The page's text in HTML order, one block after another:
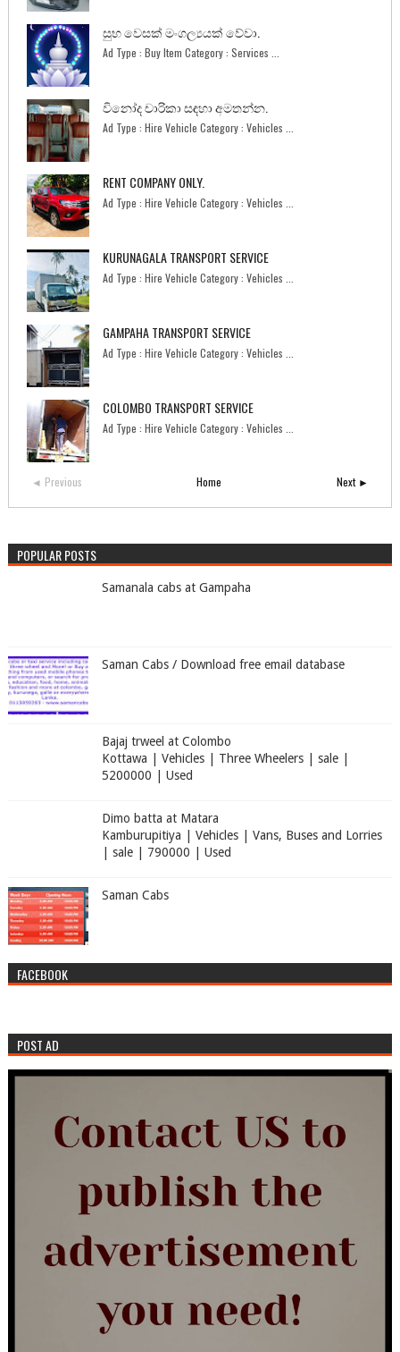
සුභ වෙසක් මංගල්‍යයක් වේවා.
Ad Type : Buy Item Category : Services ...
විනෝද චාරිකා සඳහා අමතන්න.
Ad Type : Hire Vehicle Category : Vehicles ...
RENT COMPANY ONLY.
Ad Type : Hire Vehicle Category : Vehicles ...
KURUNAGALA TRANSPORT SERVICE
Ad Type : Hire Vehicle Category : Vehicles ...
GAMPAHA TRANSPORT SERVICE
Ad Type : Hire Vehicle Category : Vehicles ...
COLOMBO TRANSPORT SERVICE
Ad Type : Hire Vehicle Category : Vehicles ...
◄ Previous Next ►
Home
POPULAR POSTS
Samanala cabs at Gampaha
Saman Cabs / Download free email database
Bajaj trweel at Colombo
Kottawa | Vehicles | Three Wheelers | sale |
5200000 | Used
Dimo batta at Matara
Kamburupitiya | Vehicles | Vans, Buses and Lorries
| sale | 790000 | Used
Saman Cabs
FACEBOOK
POST AD